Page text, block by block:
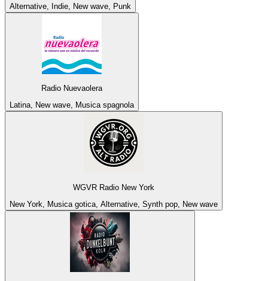
Alternative, Indie, New wave, Punk
Radio Nuevaolera
Latina, New wave, Musica spagnola
WGVR Radio New York
New York, Musica gotica, Alternative, Synth pop, New wave